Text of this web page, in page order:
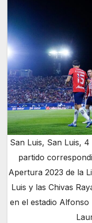
San Luis, San Luis,
partido
Apertura 2023 de la
Luis y las Chivas
en el estadio Alfonso